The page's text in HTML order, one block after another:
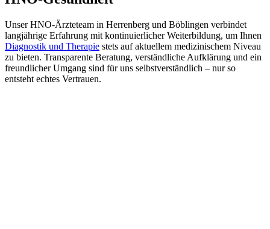
BÖBLINGEN
POSTSTRASSE 6
71032 BÖBLINGEN
T07031 221100
F07031 226525
ROUTENPLANER
Unser HNO-Ärzteteam in Herrenberg und Böblingen verbindet
langjährige Erfahrung mit konti­nu­ier­licher Weiter­bildung, um Ihnen
Diagnostik und Therapie stets auf aktuellem medizi­ni­schem Niveau
zu bieten. Trans­pa­rente Beratung, verständ­liche Aufklärung und ein
freund­licher Umgang sind für uns selbst­ver­ständlich – nur so
entsteht echtes Vertrauen.